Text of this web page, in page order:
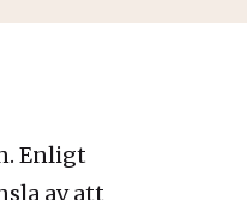
Enligt
av att